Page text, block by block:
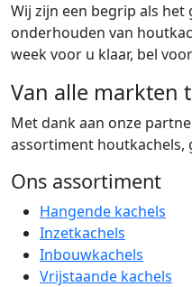
Wij zijn een begrip als
onderhouden van
week voor u klaar, bel
Van alle markten
Met dank aan onze
assortiment houtkachels,
Ons assortiment
Hangende kachels
Inzetkachels
Inbouwkachels
Vrijstaande kachels